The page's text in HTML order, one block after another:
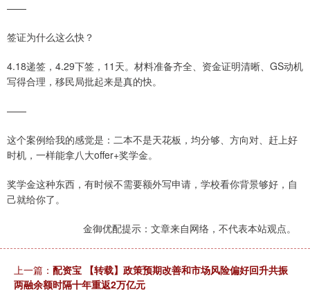
——
签证为什么这么快？
4.18递签，4.29下签，11天。材料准备齐全、资金证明清晰、GS动机
写得合理，移民局批起来是真的快。
——
这个案例给我的感觉是：二本不是天花板，均分够、方向对、赶上好
时机，一样能拿八大offer+奖学金。
奖学金这种东西，有时候不需要额外写申请，学校看你背景够好，自
己就给你了。
金御优配提示：文章来自网络，不代表本站观点。
上一篇： 配资宝 【转载】政策预期改善和市场风险偏好回升共振
两融余额时隔十年重返2万亿元